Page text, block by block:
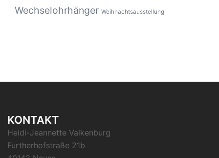
Wechselohrhänger Weihnachtsausstellung
KONTAKT
Heidi-Jeannette Valkenburg
Furtherhofstraße 21b